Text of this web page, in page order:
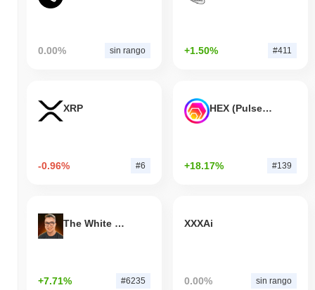
0.00% sin rango +1.50% #411
XRP
-0.96% #6
HEX (Pulsechain)
+18.17% #139
The White Bull
+7.71% #6235
XXXAi
0.00% sin rango